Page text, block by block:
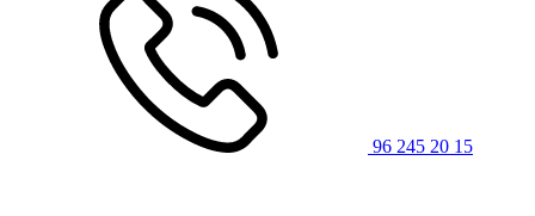
96 245 20 15